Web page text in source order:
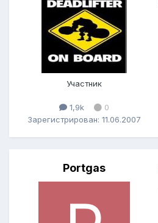
Участник
1,9k
0
Зарегистрирован: 11.06.2007
Portgas